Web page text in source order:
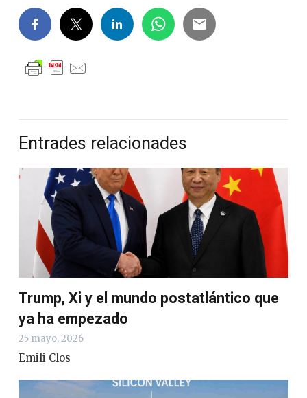
Entrades relacionades
Trump, Xi y el mundo postatlántico que
ya ha empezado
25 mayo, 2026
Emili Clos